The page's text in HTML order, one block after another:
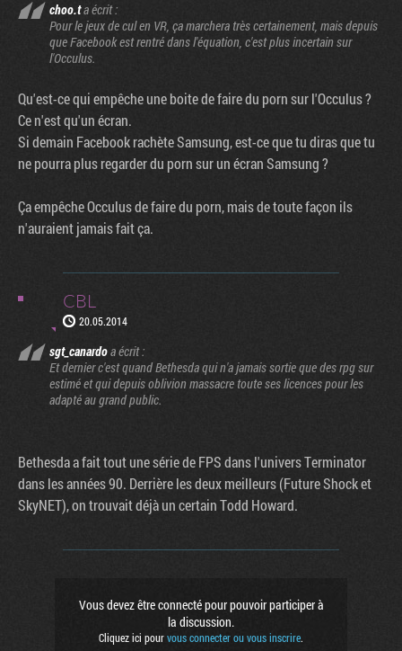
choo.ta écrit :
Pour le jeux de cul en VR, ça marchera très certainement, mais depuis
que Facebook est rentré dans l'équation, c'est plus incertain sur
l'Occulus.
Qu'est-ce qui empêche une boite de faire du porn sur l'Occulus ?
Ce n'est qu'un écran.
Si demain Facebook rachète Samsung, est-ce que tu diras que tu
ne pourra plus regarder du porn sur un écran Samsung ?
Ça empêche Occulus de faire du porn, mais de toute façon ils
n'auraient jamais fait ça.
CBL
20.05.2014
sgt_canardoa écrit :
Et dernier c'est quand Bethesda qui n'a jamais sortie que des rpg sur
estimé et qui depuis oblivion massacre toute ses licences pour les
adapté au grand public.
Bethesda a fait tout une série de FPS dans l'univers Terminator
dans les années 90. Derrière les deux meilleurs (Future Shock et
SkyNET), on trouvait déjà un certain Todd Howard.
Vous devez être connecté pour pouvoir participer à
la discussion.
Cliquez ici pourvous connecter ou vous inscrire.